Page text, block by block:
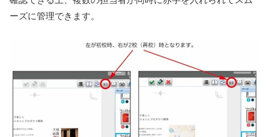
ーズに管理できます。